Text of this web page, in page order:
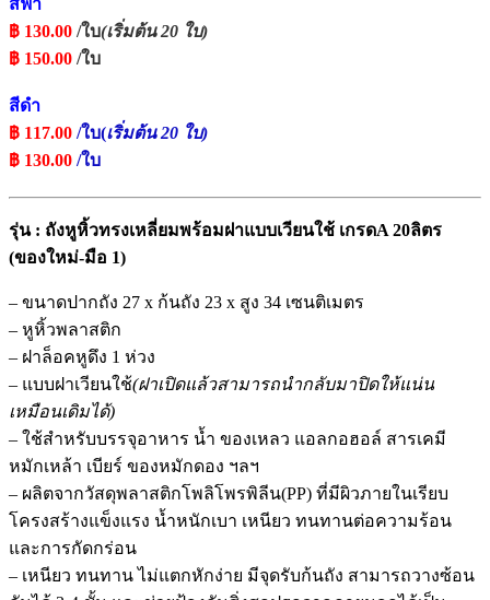
฿ 130.00 /ใบ(เริ่มต้น 20 ใบ)
฿ 150.00 /ใบ
สีดำ
฿ 117.00 /ใบ(เริ่มต้น 20 ใบ)
฿ 130.00 /ใบ
รุ่น : ถังหูหิ้วทรงเหลี่ยมพร้อมฝาแบบเวียนใช้ เกรดA 20ลิตร
(ของใหม่-มือ 1)
– ขนาดปากถัง 27 x ก้นถัง 23 x สูง 34 เซนติเมตร
– หูหิ้วพลาสติก
– ฝาล็อคหูดึง 1 ห่วง
– แบบฝาเวียนใช้(ฝาเปิดแล้วสามารถนำกลับมาปิดให้แน่น
เหมือนเดิมได้)
– ใช้สำหรับบรรจุอาหาร น้ำ ของเหลว แอลกอฮอล์ สารเคมี
หมักเหล้า เบียร์ ของหมักดอง ฯลฯ
– ผลิตจากวัสดุพลาสติกโพลิโพรพิลีน(PP) ที่มีผิวภายในเรียบ
โครงสร้างแข็งแรง น้ำหนักเบา เหนียว ทนทานต่อความร้อน
และการกัดกร่อน
– เหนียว ทนทาน ไม่แตกหักง่าย มีจุดรับก้นถัง สามารถวางซ้อน